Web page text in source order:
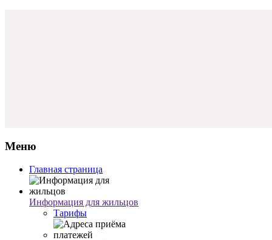
Меню
Главная страница
Информация для жильцов
Тарифы